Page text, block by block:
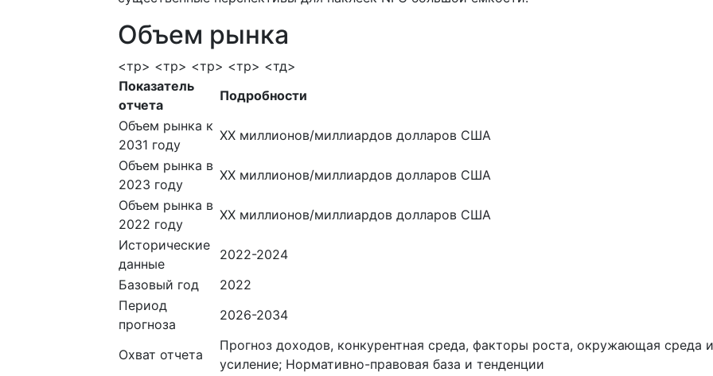
Объем рынка
<тр> <тр> <тр> <тр> <тд>
Показатель
отчета
Подробности
Объем рынка к
2031 году
ХХ миллионов/миллиардов долларов США
Объем рынка в
2023 году
ХХ миллионов/миллиардов долларов США
Объем рынка в
2022 году
ХХ миллионов/миллиардов долларов США
Исторические
данные
2022-2024
Базовый год
2022
Период
прогноза
2026-2034
Охват отчета
Прогноз доходов, конкурентная среда, факторы роста, окружающая среда и
усиление; Нормативно-правовая база и тенденции